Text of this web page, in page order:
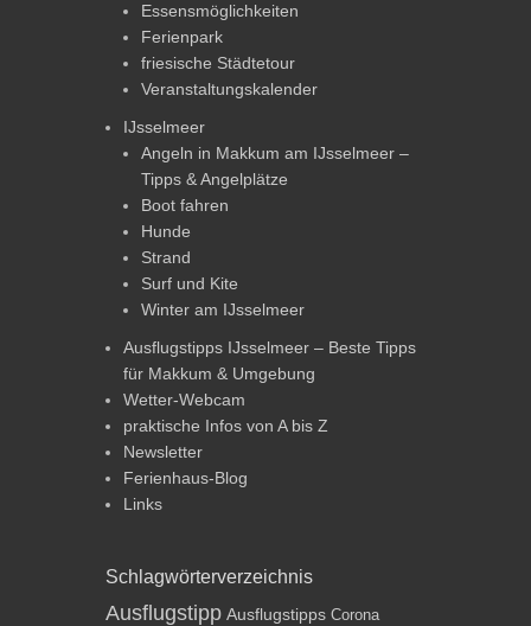
Essensmöglichkeiten
Ferienpark
friesische Städtetour
Veranstaltungskalender
IJsselmeer
Angeln in Makkum am IJsselmeer –
Tipps & Angelplätze
Boot fahren
Hunde
Strand
Surf und Kite
Winter am IJsselmeer
Ausflugstipps IJsselmeer – Beste Tipps
für Makkum & Umgebung
Wetter-Webcam
praktische Infos von A bis Z
Newsletter
Ferienhaus-Blog
Links
Schlagwörterverzeichnis
Ausflugstipp Ausflugstipps Corona